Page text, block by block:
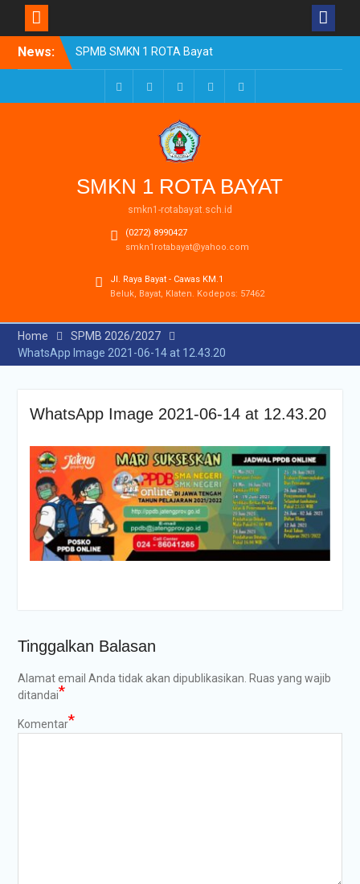
News:
SPMB SMKN 1 ROTA Bayat
Tahun Ajaran 2026/2027
Resmi Dibuka
Pengumuman Kelulusan
Tahun Ajaran 2025-2026
Realisasi Dana BOSP
Reguler Tahap 1 Tahun
FacebookTwitterLinkedInYoutubeInstagram
SMKN 1 ROTA BAYAT
smkn1-rotabayat.sch.id
(0272) 8990427
smkn1rotabayat@yahoo.com
Jl. Raya Bayat - Cawas KM.1
Beluk, Bayat, Klaten. Kodepos: 57462
Home
SPMB 2026/2027
WhatsApp Image 2021-06-14 at 12.43.20
WhatsApp Image 2021-06-14 at 12.43.20
Tinggalkan Balasan
Alamat email Anda tidak akan dipublikasikan. Ruas yang wajib
ditandai*
Komentar*